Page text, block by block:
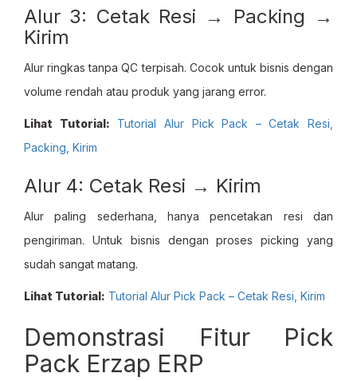
Alur 3: Cetak Resi → Packing →
Kirim
Alur ringkas tanpa QC terpisah. Cocok untuk bisnis dengan
volume rendah atau produk yang jarang error.
Lihat Tutorial:
Tutorial Alur Pick Pack – Cetak Resi,
Packing, Kirim
Alur 4: Cetak Resi → Kirim
Alur paling sederhana, hanya pencetakan resi dan
pengiriman. Untuk bisnis dengan proses picking yang
sudah sangat matang.
Lihat Tutorial: Tutorial Alur Pick Pack – Cetak Resi, Kirim
Demonstrasi Fitur Pick
Pack Erzap ERP